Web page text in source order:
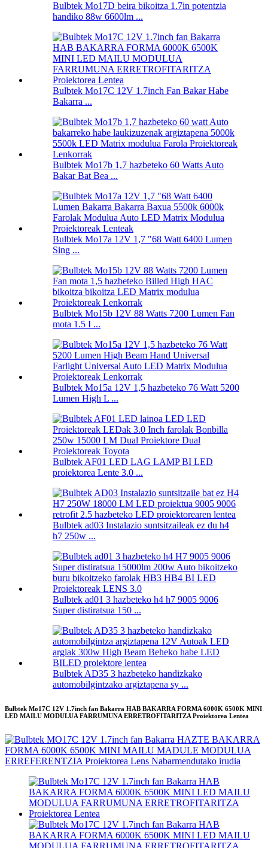
Bulbtek Mo17D beira bikoitza 1.7in potentzia
handiko 88w 6600lm ...
Bulbtek Mo17C 12V 1.7inch Fan Bakar Habe
Bakarra ...
Bulbtek Mo17b 1,7 hazbeteko 60 Watts Auto
Bakar Bat Bea ...
Bulbtek Mo17a 12V 1,7 "68 Watt 6400 Lumen
Sing ...
Bulbtek Mo15b 12V 88 Watts 7200 Lumen Fan
mota 1.5 I ...
Bulbtek Mo15a 12V 1,5 hazbeteko 76 Watt 5200
Lumen High L ...
Bulbtek AF01 LED LAG LAMP BI LED
proiektorea Lente 3.0 ...
Bulbtek ad03 Instalazio suntsitzaileak ez du h4
h7 250w ...
Bulbtek ad01 3 hazbeteko h4 h7 9005 9006
Super distiratsua 150 ...
Bulbtek AD35 3 hazbeteko handizkako
automobilgintzako argiztapena sy ...
Bulbtek Mo17C 12V 1.7inch fan Bakarra HAB BAKARRA FORMA 6000K 6500K MINI
LED MAILU MODULUA FARRUMUNA ERRETROFITARITZA Proiektorea Lentea